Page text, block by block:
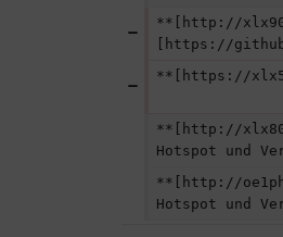
**[http://
[https://
**[https://
**[http://
Hotspot und
**[http://
Hotspot und